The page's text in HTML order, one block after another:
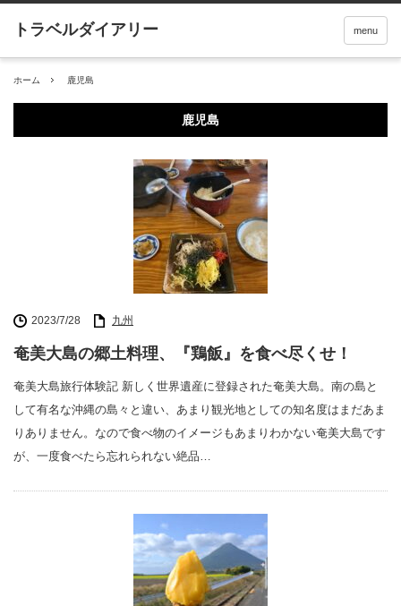
menu
ホーム 鹿児島
鹿児島
2023/7/28 九州
奄美大島の郷土料理、『鶏飯』を食べ尽くせ！
奄美大島旅行体験記 新しく世界遺産に登録された奄美大島。南の島と
して有名な沖縄の島々と違い、あまり観光地としての知名度はまだあま
りありません。なので食べ物のイメージもあまりわかない奄美大島です
が、一度食べたら忘れられない絶品…